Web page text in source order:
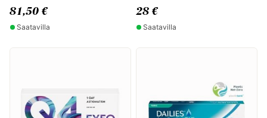
81,50 €
Saatavilla
28 €
Saatavilla